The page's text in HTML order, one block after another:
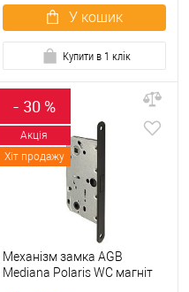
У кошик
Купити в 1 клік
- 30 %
Акція
Хіт продажу
Механізм замка AGB
Mediana Polaris WC магніт